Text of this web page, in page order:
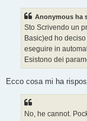
Anonymous ha
Sto Scrivendo un
Basic)ed ho
eseguire in
Esistono dei
Ecco cosa mi ha
No, he cannot.